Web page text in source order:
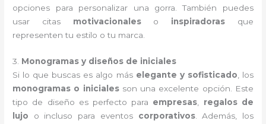
opciones para personalizar una gorra. También puedes
usar citas motivacionaleso inspiradoras que
representen tu estilo o tu marca.
3. Monogramas y diseños de iniciales
Si lo que buscas es algo más elegante y sofisticado, los
monogramas o inicialesson una excelente opción. Este
tipo de diseño es perfecto para empresas, regalos de
lujo o incluso para eventos corporativos. Además, los